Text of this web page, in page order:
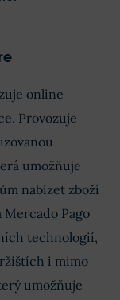
online
Provozuje
umožňuje
nabízet zboží
Pago
technologií,
i mimo
umožňuje